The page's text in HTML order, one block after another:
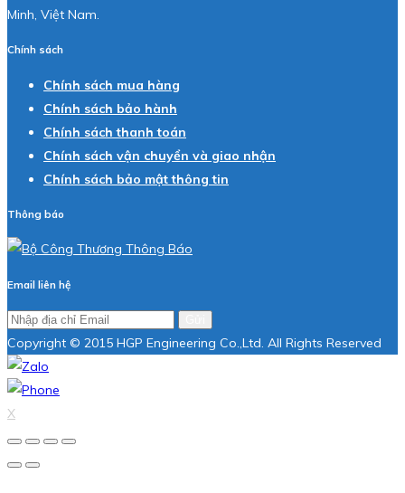
Minh, Việt Nam.
Chính sách
Chính sách mua hàng
Chính sách bảo hành
Chính sách thanh toán
Chính sách vận chuyển và giao nhận
Chính sách bảo mật thông tin
Thông báo
Email liên hệ
Copyright © 2015 HGP Engineering Co.,Ltd. All Rights Reserved
X